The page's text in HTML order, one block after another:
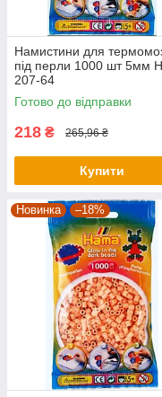
Намистини для
під перли 1000 шт 5мм
207-64
Готово до відправки
218 ₴ 265,96 ₴
Купити
Новинка –18%